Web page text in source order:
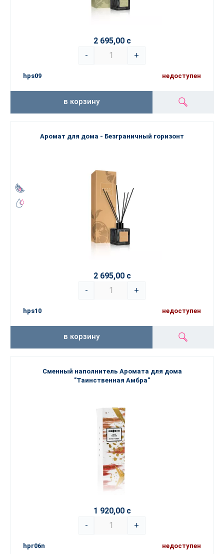
2 695,00 с
-
+
hps09 недоступен
в корзину
Аромат для дома - Безграничный горизонт
2 695,00 с
-
+
hps10 недоступен
в корзину
Сменный наполнитель Аромата для дома
"Таинственная Амбра"
1 920,00 с
-
+
hpr06n недоступен